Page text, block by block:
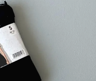
کیف و کفش
سویشرت_بلوز_هودی
تیشرت زنانه
شلوار زنانه
لباس زیر